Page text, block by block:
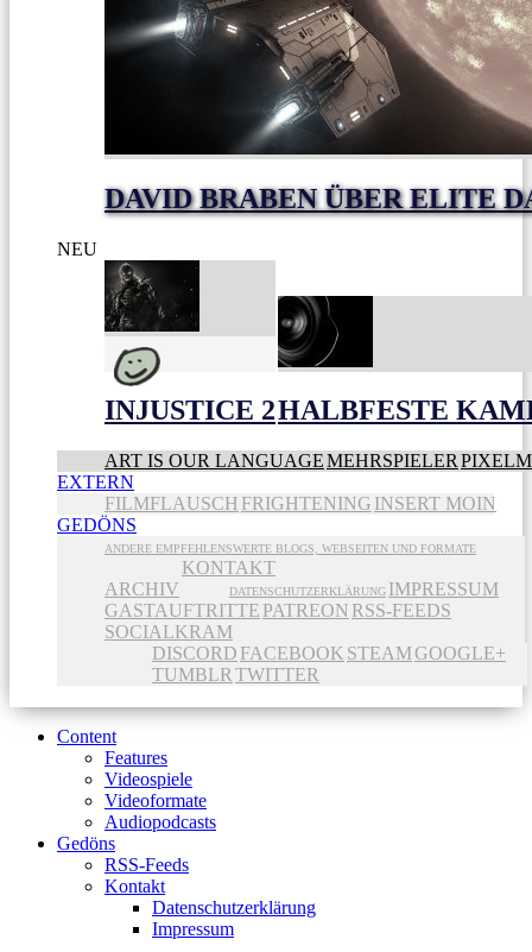
DAVID BRABEN ÜBER ELITE
NEU
INJUSTICE 2HALBFESTE
ART IS OUR LANGUAGEMEHRSPIELER
EXTERN
FILMFLAUSCH FRIGHTENING INSERT MOIN
GEDÖNS
ANDERE EMPFEHLENSWERTE BLOGS, WEBSEITEN UND FORMATE
ARCHIV
KONTAKT
DATENSCHUTZERKLÄRUNG IMPRESSUM
GASTAUFTRITTE PATREON RSS-FEEDS
SOCIALKRAM
DISCORD FACEBOOK STEAMGOOGLE+
TUMBLR TWITTER
Content
Features
Videospiele
Videoformate
Audiopodcasts
Gedöns
RSS-Feeds
Kontakt
Datenschutzerklärung
Impressum